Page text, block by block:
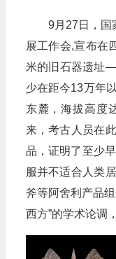
9月27日，国
展工作会,宣布在
米的旧石器遗址
少在距今13万年
东麓，海拔高度
来，考古人员在
品，证明了至少
服并不适合人类
斧等阿舍利产品
西方”的学术论调